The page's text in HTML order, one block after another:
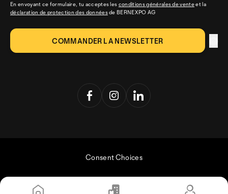
En envoyant ce formulaire, tu acceptes les conditions générales de venteet la
déclaration de protection des donnéesde BERNEXPO AG
Consent Choices